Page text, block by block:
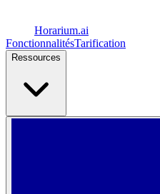
Horarium.ai
FonctionnalitésTarification
Ressources